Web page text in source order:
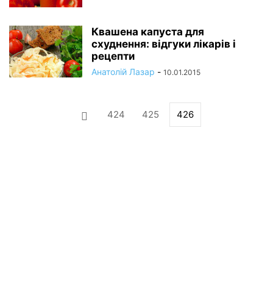
Квашена капуста для
схуднення: відгуки лікарів і
рецепти
Анатолій Лазар - 10.01.2015
424 425 426